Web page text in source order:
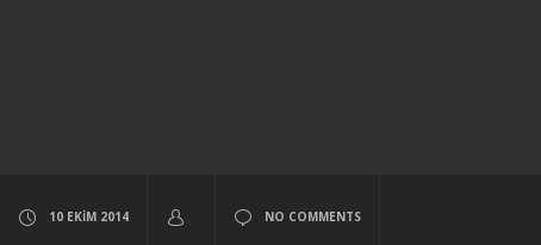
10 EKIM 2014 NO COMMENTS